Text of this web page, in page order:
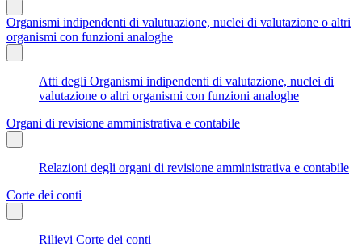
Organismi indipendenti di valutuazione, nuclei di valutazione o altri
organismi con funzioni analoghe
Atti degli Organismi indipendenti di valutazione, nuclei di
valutazione o altri organismi con funzioni analoghe
Organi di revisione amministrativa e contabile
Relazioni degli organi di revisione amministrativa e contabile
Corte dei conti
Rilievi Corte dei conti